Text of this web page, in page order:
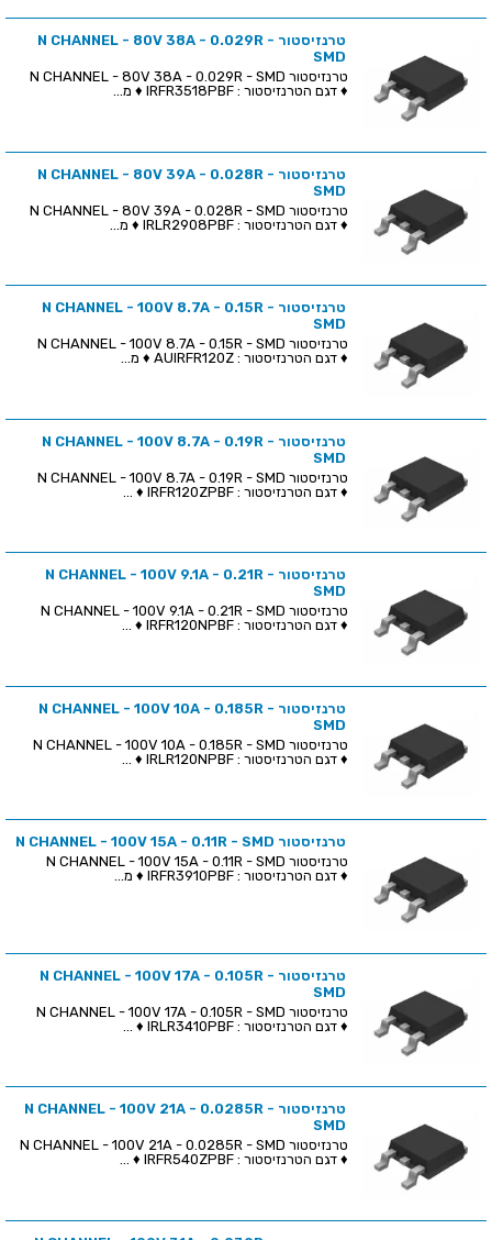
טרנזיסטור N CHANNEL - 80V 38A - 0.029R -
SMD
♦ דגם הטרנזיסטור : IRFR3518PBF ♦ מ...
טרנזיסטור N CHANNEL - 80V 39A - 0.028R -
SMD
♦ דגם הטרנזיסטור : IRLR2908PBF ♦ מ...
טרנזיסטור N CHANNEL - 100V 8.7A - 0.15R -
SMD
♦ דגם הטרנזיסטור : AUIRFR120Z ♦ מ...
טרנזיסטור N CHANNEL - 100V 8.7A - 0.19R -
SMD
♦ דגם הטרנזיסטור : IRFR120ZPBF ♦ ...
טרנזיסטור N CHANNEL - 100V 9.1A - 0.21R -
SMD
♦ דגם הטרנזיסטור : IRFR120NPBF ♦ ...
טרנזיסטור N CHANNEL - 100V 10A - 0.185R -
SMD
♦ דגם הטרנזיסטור : IRLR120NPBF ♦ ...
טרנזיסטור N CHANNEL - 100V 15A - 0.11R - SMD
♦ דגם הטרנזיסטור : IRFR3910PBF ♦ מ...
טרנזיסטור N CHANNEL - 100V 17A - 0.105R -
SMD
♦ דגם הטרנזיסטור : IRLR3410PBF ♦ ...
טרנזיסטור N CHANNEL - 100V 21A - 0.0285R -
SMD
♦ דגם הטרנזיסטור : IRFR540ZPBF ♦ ...